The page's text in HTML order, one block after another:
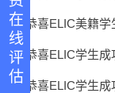
恭喜ELIC美籍
恭喜ELIC学生成
恭喜ELIC学生
免 费 在 线 评 估